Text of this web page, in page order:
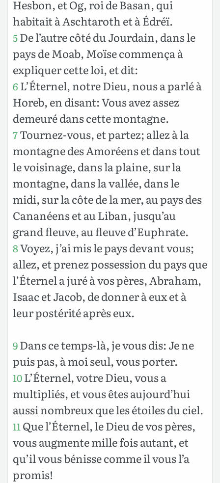
Hesbon, et Og, roi de Basan, qui
habitait à Aschtaroth et à Édréï.
5De l’autre côté du Jourdain, dans le
pays de Moab, Moïse commença à
expliquer cette loi, et dit:
6 L’Éternel, notre Dieu, nous a parlé à
Horeb, en disant: Vous avez assez
demeuré dans cette montagne.
7Tournez-vous, et partez; allez à la
montagne des Amoréens et dans tout
le voisinage, dans la plaine, sur la
montagne, dans la vallée, dans le
midi, sur la côte de la mer, au pays des
Cananéens et au Liban, jusqu’au
grand fleuve, au fleuve d’Euphrate.
8Voyez, j’ai mis le pays devant vous;
allez, et prenez possession du pays que
l’Éternel a juré à vos pères, Abraham,
Isaac et Jacob, de donner à eux et à
leur postérité après eux.
9Dans ce temps-là, je vous dis: Je ne
puis pas, à moi seul, vous porter.
10L’Éternel, votre Dieu, vous a
multipliés, et vous êtes aujourd’hui
aussi nombreux que les étoiles du ciel.
11Que l’Éternel, le Dieu de vos pères,
vous augmente mille fois autant, et
qu’il vous bénisse comme il vous l’a
promis!